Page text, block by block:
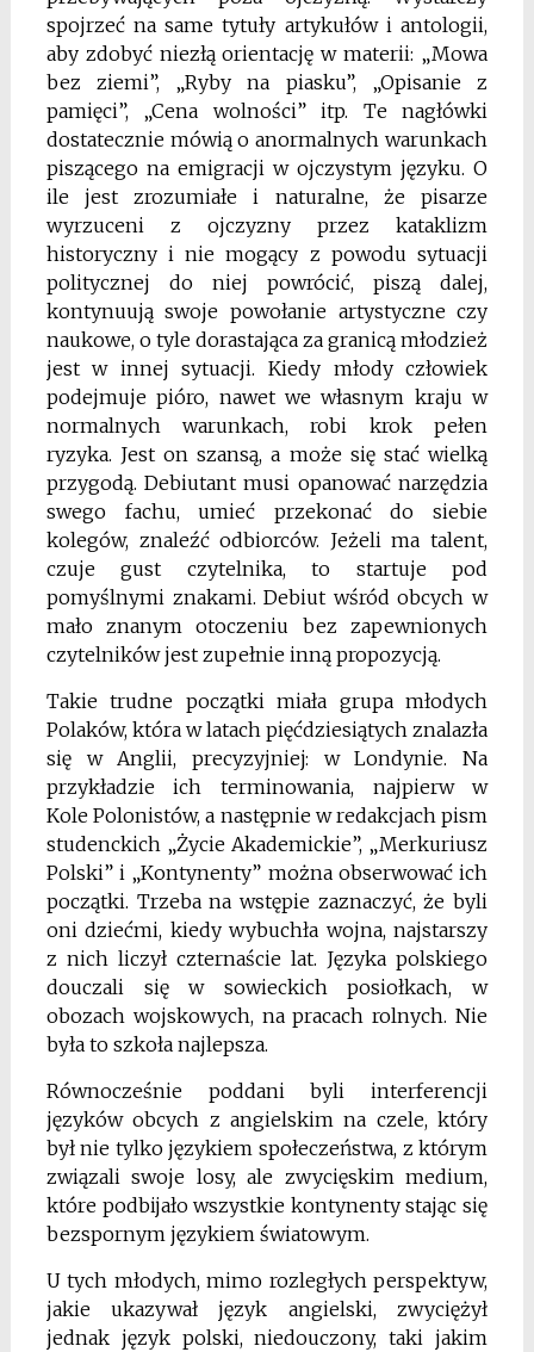
spojrzeć na same tytuły artykułów i antologii,
aby zdobyć niezłą orientację w materii: „Mowa
bez ziemi”, „Ryby na piasku”, „Opisanie z
pamięci”, „Cena wolności” itp. Te nagłówki
dostatecznie mówią o anormalnych warunkach
piszącego na emigracji w ojczystym języku. O
ile jest zrozumiałe i naturalne, że pisarze
wyrzuceni z ojczyzny przez kataklizm
historyczny i nie mogący z powodu sytuacji
politycznej do niej powrócić, piszą dalej,
kontynuują swoje powołanie artystyczne czy
naukowe, o tyle dorastająca za granicą młodzież
jest w innej sytuacji. Kiedy młody człowiek
podejmuje pióro, nawet we własnym kraju w
normalnych warunkach, robi krok pełen
ryzyka. Jest on szansą, a może się stać wielką
przygodą. Debiutant musi opanować narzędzia
swego fachu, umieć przekonać do siebie
kolegów, znaleźć odbiorców. Jeżeli ma talent,
czuje gust czytelnika, to startuje pod
pomyślnymi znakami. Debiut wśród obcych w
mało znanym otoczeniu bez zapewnionych
czytelników jest zupełnie inną propozycją.
Takie trudne początki miała grupa młodych
Polaków, która w latach pięćdziesiątych znalazła
się w Anglii, precyzyjniej: w Londynie. Na
przykładzie ich terminowania, najpierw w
KolePolonistów, a następnie w redakcjach pism
studenckich „Życie Akademickie”, „Merkuriusz
Polski” i „Kontynenty” można obserwować ich
początki. Trzeba na wstępie zaznaczyć, że byli
oni dziećmi, kiedy wybuchła wojna, najstarszy
z nich liczył czternaście lat. Języka polskiego
douczali się w sowieckich posiołkach, w
obozach wojskowych, na pracach rolnych. Nie
była to szkoła najlepsza.
Równocześnie poddani byli interferencji
języków obcych z angielskim na czele, który
był nie tylko językiem społeczeństwa, z którym
związali swoje losy, ale zwycięskim medium,
które podbijało wszystkie kontynenty stając się
bezspornym językiem światowym.
U tych młodych, mimo rozległych perspektyw,
jakie ukazywał język angielski, zwyciężył
jednak język polski, niedouczony, taki jakim